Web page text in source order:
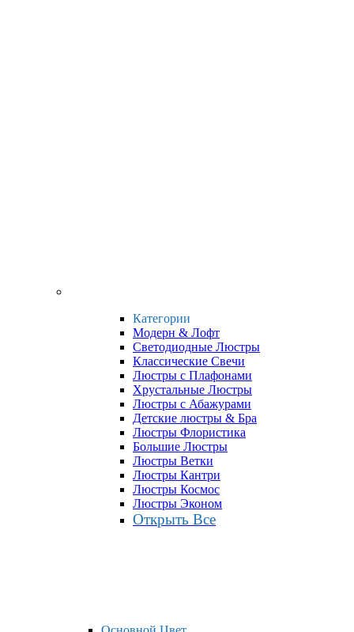
Категории
Модерн & Лофт
Светодиодные Люстры
Классические Свечи
Люстры с Плафонами
Хрустальные Люстры
Люстры с Абажурами
Детские люстры & Бра
Люстры Флористика
Большие Люстры
Люстры Ветки
Люстры Кантри
Люстры Космос
Люстры Эконом
Открыть Все